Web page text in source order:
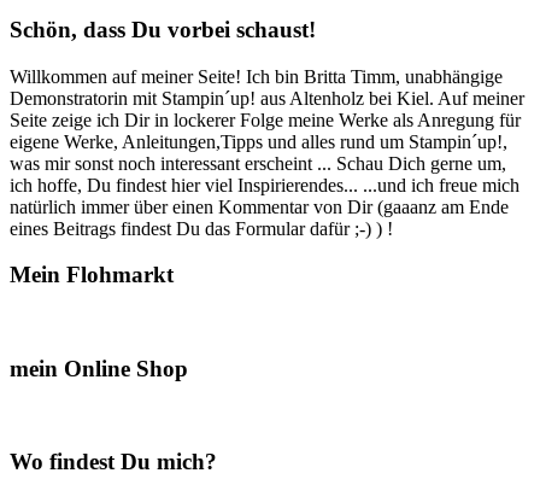
Produktpaket
Schön, dass Du vorbei schaust!
Willkommen auf meiner Seite! Ich bin Britta Timm, unabhängige
Demonstratorin mit Stampin´up! aus Altenholz bei Kiel. Auf meiner
Seite zeige ich Dir in lockerer Folge meine Werke als Anregung für
eigene Werke, Anleitungen,Tipps und alles rund um Stampin´up!,
was mir sonst noch interessant erscheint ... Schau Dich gerne um,
ich hoffe, Du findest hier viel Inspirierendes... ...und ich freue mich
natürlich immer über einen Kommentar von Dir (gaaanz am Ende
eines Beitrags findest Du das Formular dafür ;-) ) !
Mein Flohmarkt
mein Online Shop
Wo findest Du mich?